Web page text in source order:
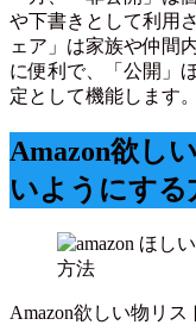
や下書きとして利用
ェア」は家族や仲間
に便利で、「公開」
定として機能します。
Amazon欲し
いようにする
Amazon欲しい物リ